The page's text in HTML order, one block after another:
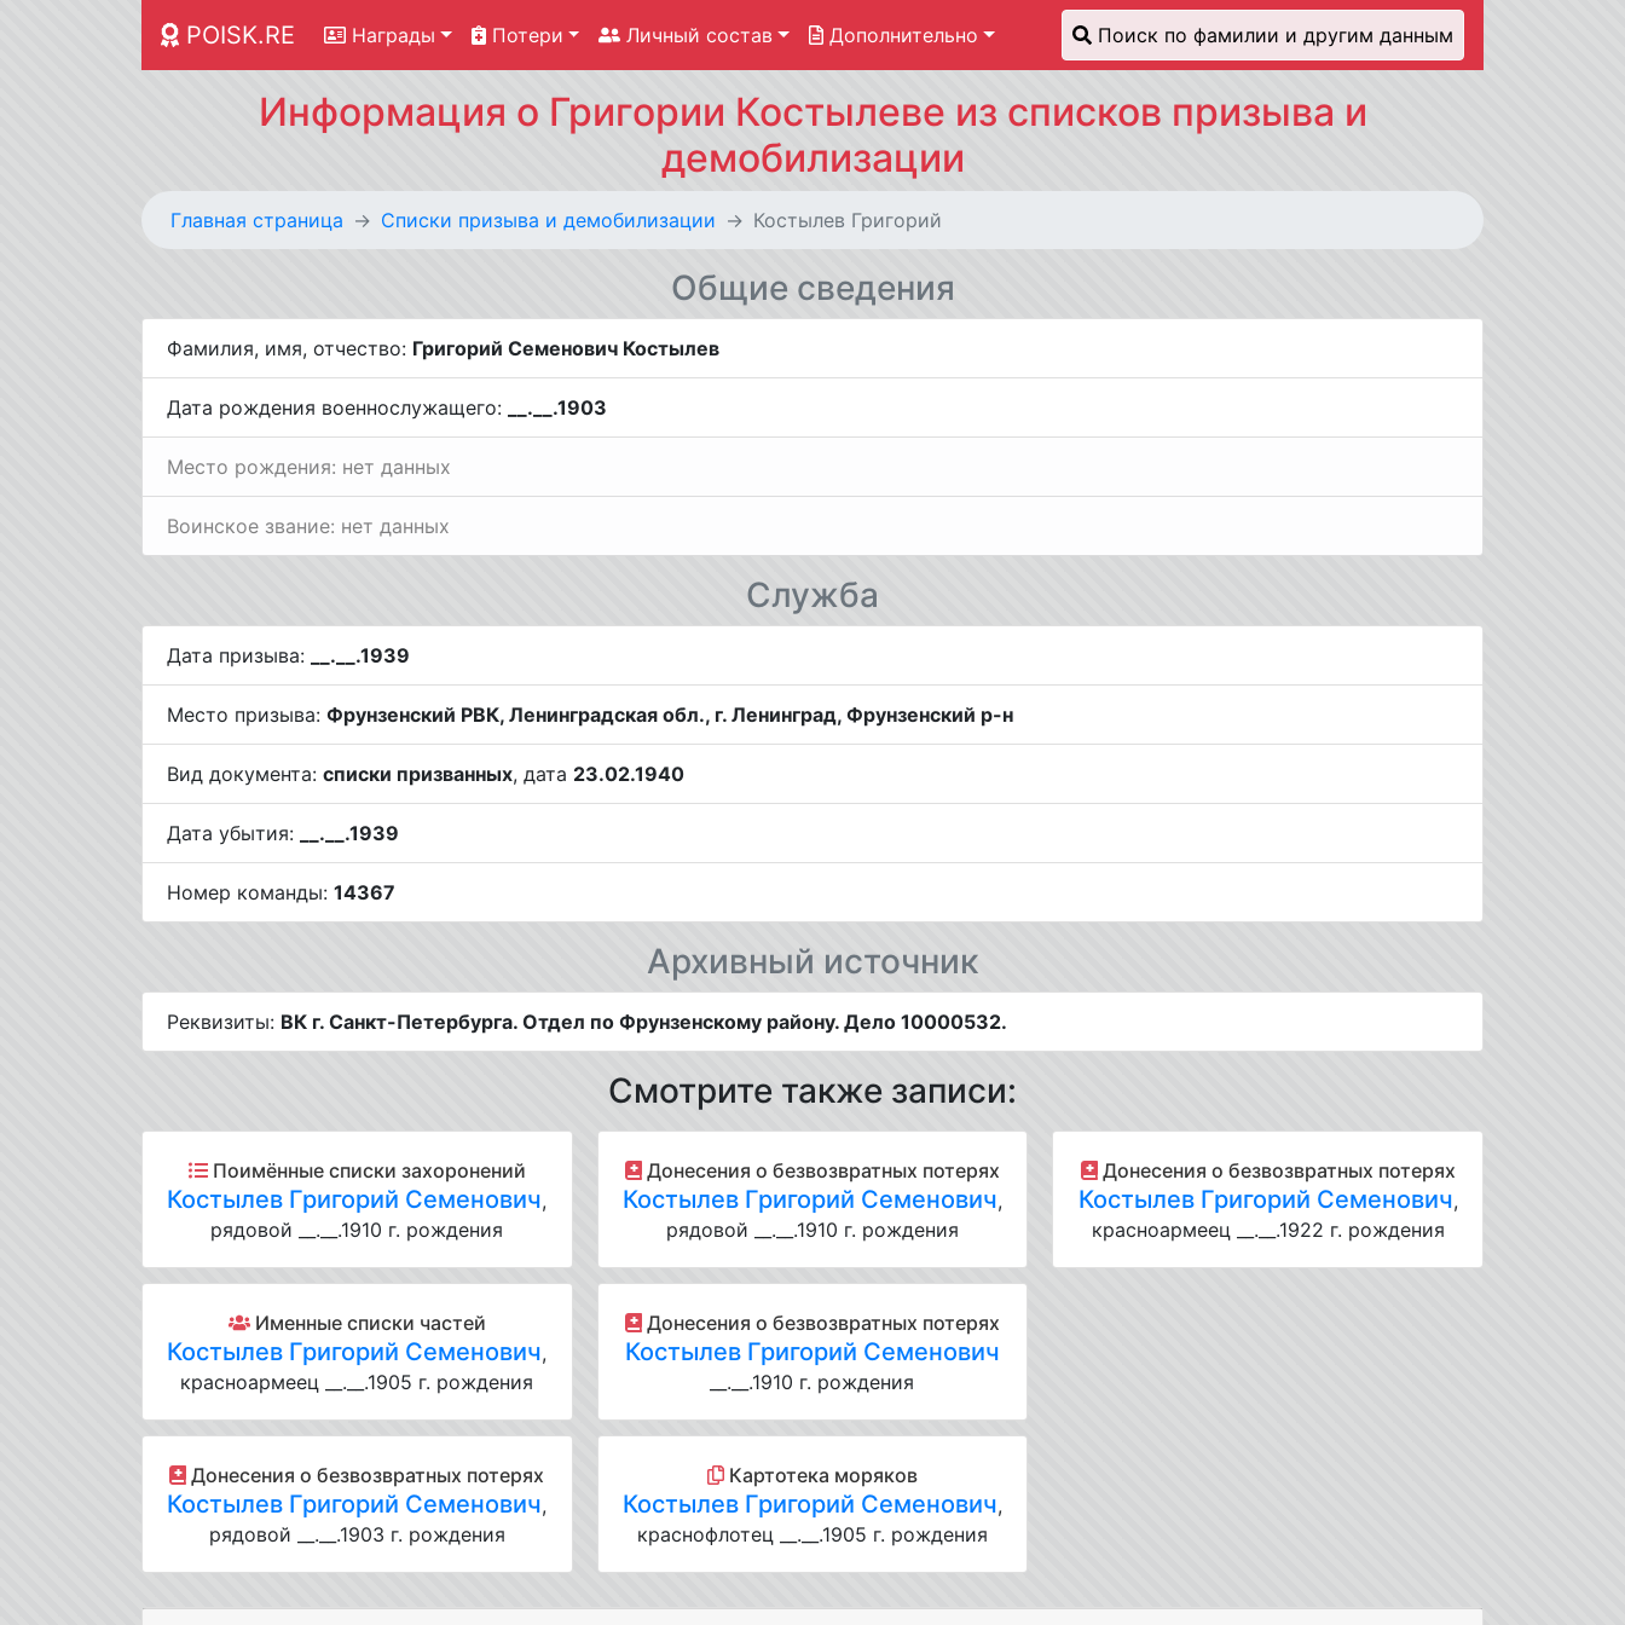
POISK.RE Награды Потери Личный состав Дополнительно Поиск по фамилии и другим данным
Информация о Григории Костылеве из списков призыва и
демобилизации
Главная страница Списки призыва и демобилизации Костылев Григорий
Общие сведения
Фамилия, имя, отчество: Григорий Семенович Костылев
Дата рождения военнослужащего: __.__.1903
Место рождения: нет данных
Воинское звание: нет данных
Служба
Дата призыва: __.__.1939
Место призыва: Фрунзенский РВК, Ленинградская обл., г. Ленинград, Фрунзенский р-н
Вид документа: списки призванных, дата 23.02.1940
Дата убытия: __.__.1939
Номер команды: 14367
Архивный источник
Реквизиты: ВК г. Санкт-Петербурга. Отдел по Фрунзенскому району. Дело 10000532.
Смотрите также записи:
Поимённые списки захоронений
Костылев Григорий Семенович,
рядовой __.__.1910 г. рождения
Именные списки частей
Костылев Григорий Семенович,
красноармеец __.__.1905 г. рождения
Донесения о безвозвратных потерях
Костылев Григорий Семенович,
рядовой __.__.1903 г. рождения
Донесения о безвозвратных потерях
Костылев Григорий Семенович,
рядовой __.__.1910 г. рождения
Донесения о безвозвратных потерях
Костылев Григорий Семенович
__.__.1910 г. рождения
Картотека моряков
Костылев Григорий Семенович,
краснофлотец __.__.1905 г. рождения
Донесения о безвозвратных потерях
Костылев Григорий Семенович,
красноармеец __.__.1922 г. рождения